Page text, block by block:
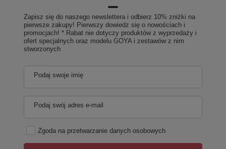
EAN
8590729060031
Taric
39221000
Gwarancja
2 lata
Zapisz się do naszego newslettera i odbierz 10% zniżki na
pierwsze zakupy! Pierwszy dowiedz się o nowościach i
promocjach! * Rabat nie dotyczy produktów z wyprzedaży i
ofert specjalnych oraz modelu GOYA i zestawów z nim
stworzonych
Podaj swoje imię
Podaj swój adres e-mail
Zgoda na przetwarzanie danych osobowych